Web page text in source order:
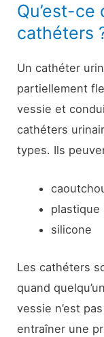
Qu’est-ce
cathéters
Un cathéter
partiellement
vessie et
cathéters
types. Ils
plastique
silicone
Les cathéters
quand
vessie n’est
entraîner une